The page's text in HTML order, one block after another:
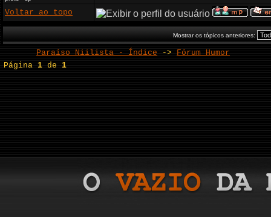
Voltar ao topo
Mostrar os tópicos anteriores:
Paraíso Niilista - Índice -> Fórum Humor
Página1 de1